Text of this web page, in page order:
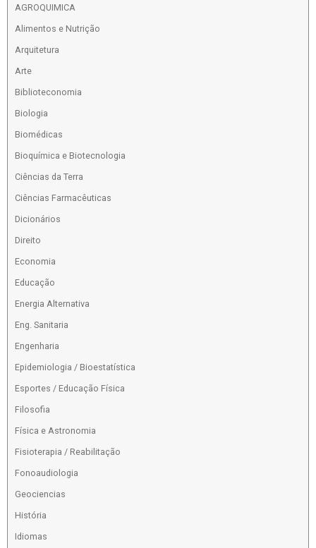
AGROQUIMICA
Alimentos e Nutrição
Arquitetura
Arte
Biblioteconomia
Biologia
Biomédicas
Bioquímica e Biotecnologia
Ciências da Terra
Ciências Farmacêuticas
Dicionários
Direito
Economia
Educação
Energia Alternativa
Eng. Sanitaria
Engenharia
Epidemiologia / Bioestatística
Esportes / Educação Física
Filosofia
Física e Astronomia
Fisioterapia / Reabilitação
Fonoaudiologia
Geociencias
História
Idiomas